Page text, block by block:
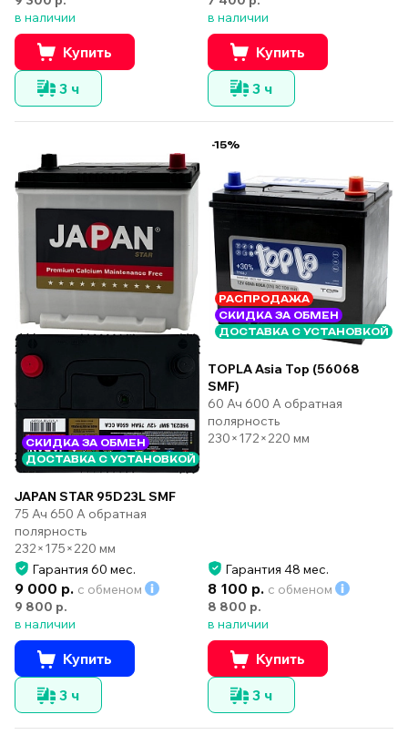
в наличии
Купить
3 ч
в наличии
Купить
3 ч
СКИДКА ЗА ОБМЕН
ДОСТАВКА С УСТАНОВКОЙ
JAPAN STAR 95D23L SMF
75 Ач 650 А обратная
полярность
232×175×220 мм
Гарантия 60 мес.
9 000 р. с обменом
9 800 р.
в наличии
Купить
3 ч
-15%
РАСПРОДАЖА
СКИДКА ЗА ОБМЕН
ДОСТАВКА С УСТАНОВКОЙ
TOPLA Asia Top (56068
SMF)
60 Ач 600 А обратная
полярность
230×172×220 мм
Гарантия 48 мес.
8 100 р. с обменом
8 800 р.
в наличии
Купить
3 ч